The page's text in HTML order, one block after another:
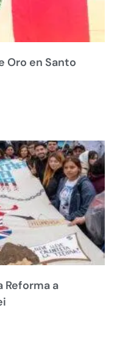
Oro en Santo
a